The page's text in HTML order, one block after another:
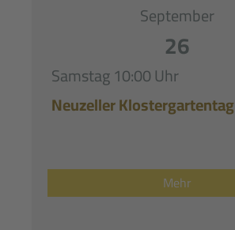
September
26
Samstag10:00 Uhr
Neuzeller Klostergartentag
Mehr